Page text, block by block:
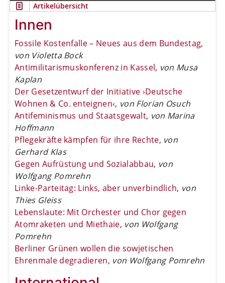
Artikelübersicht
Innen
Fossile Kostenfalle – Neues aus dem Bundestag,
von Violetta Bock
Antimilitarismuskonferenz in Kassel, von Musa
Kaplan
Der Gesetzentwurf der Initiative ›Deutsche
Wohnen & Co. enteignen‹, von Florian Osuch
Antifeminismus und Staatsgewalt, von Marina
Hoffmann
Pflegekräfte kämpfen für ihre Rechte, von
Gerhard Klas
Gegen Aufrüstung und Sozialabbau, von
Wolfgang Pomrehn
Linke-Parteitag: Links, aber unverbindlich, von
Thies Gleiss
Lebenslaute: Mit Orchester und Chor gegen
Atomraketen und Miethaie, von Wolfgang
Pomrehn
Berliner Grünen wollen die sowjetischen
Ehrenmale degradieren, von Wolfgang Pomrehn